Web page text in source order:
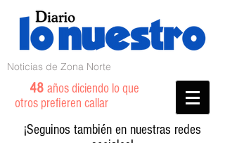
Noticias de Zona Norte
48 años diciendo lo que
otros prefieren callar
¡Seguinos también en nuestras redes